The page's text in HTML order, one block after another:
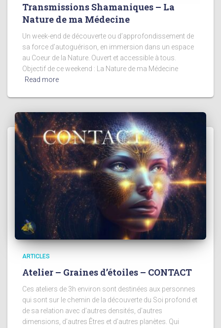
Transmissions Shamaniques – La
Nature de ma Médecine
Un week-end de découverte ou d’approfondissement de
sa force d’autoguérison, en immersion dans un espace
au Coeur de la Nature. Ouvert et accessible à tous.
Objectif de ce weekend : La Nature de ma Médecine
Read more
ARTICLES
Atelier – Graines d’étoiles – CONTACT
Ces ateliers de 3h environ sont destinées aux personnes
qui sont sur le chemin de la découverte du Soi profond et
de sa relation avec d’autres densités, d’autres
dimensions, d’autres Êtres et d’autres planètes. Qui